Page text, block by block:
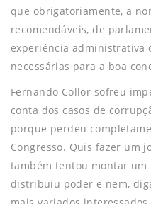
que obrigatoriamente, a
recomendáveis, de
experiência administrativa
necessárias para a boa
Fernando Collor sofreu
conta dos casos de
porque perdeu
Congresso. Quis fazer um
também tentou montar
distribuiu poder e nem,